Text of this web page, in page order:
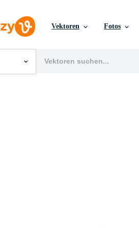
Vektoren Fotos